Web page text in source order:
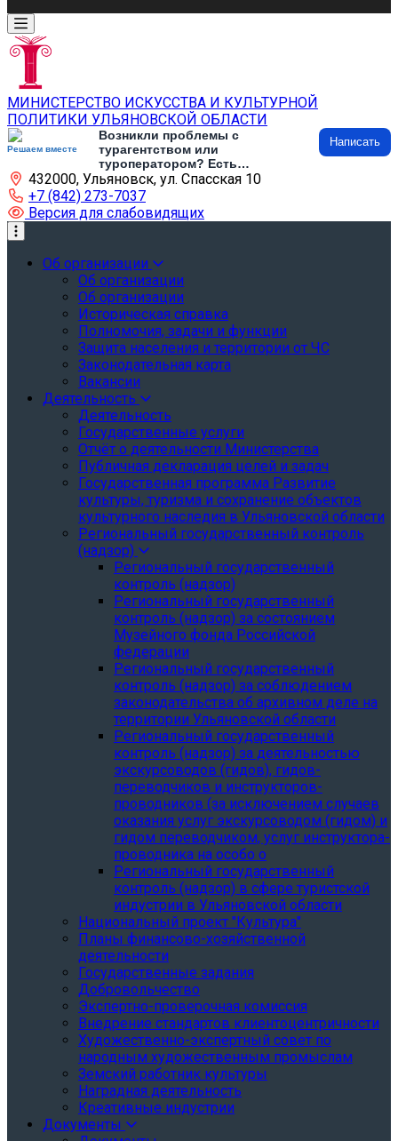
МИНИСТЕРСТВО ИСКУССТВА И КУЛЬТУРНОЙ
ПОЛИТИКИ УЛЬЯНОВСКОЙ ОБЛАСТИ
Решаем вместе
Возникли проблемы с
турагентством или
туроператором? Есть
предложения по развитию
туризма и туристической
инфраструктуры? Напишите об
этом
Написать
432000, Ульяновск, ул. Спасская 10
+7 (842) 273-7037
Версия для слабовидящих
Об организации
Об организации
Об организации
Историческая справка
Полномочия, задачи и функции
Защита населения и территории от ЧС
Законодательная карта
Вакансии
Деятельность
Деятельность
Государственные услуги
Отчёт о деятельности Министерства
Публичная декларация целей и задач
Государственная программа Развитие
культуры, туризма и сохранение объектов
культурного наследия в Ульяновской области
Региональный государственный контроль
(надзор)
Региональный государственный
контроль (надзор)
Региональный государственный
контроль (надзор) за состоянием
Музейного фонда Российской
федерации
Региональный государственный
контроль (надзор) за соблюдением
законодательства об архивном деле на
территории Ульяновской области
Региональный государственный
контроль (надзор) за деятельностью
экскурсоводов (гидов), гидов-
переводчиков и инструкторов-
проводников (за исключением случаев
оказания услуг экскурсоводом (гидом) и
гидом переводчиком, услуг инструктора-
проводника на особо о
Региональный государственный
контроль (надзор) в сфере туристской
индустрии в Ульяновской области
Национальный проект "Культура"
Планы финансово-хозяйственной
деятельности
Государственные задания
Добровольчество
Экспертно-проверочная комиссия
Внедрение стандартов клиентоцентричности
Художественно-экспертный совет по
народным художественным промыслам
Земский работник культуры
Наградная деятельность
Креативные индустрии
Документы